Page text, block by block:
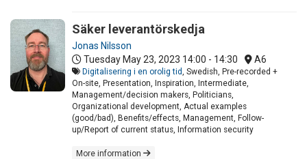
Säker leverantörskedja
Jonas Nilsson
Tuesday May 23, 2023 14:00 - 14:30 A6
Digitalisering i en orolig tid , Swedish, Pre-recorded +
On-site, Presentation, Inspiration, Intermediate,
Management/decision makers, Politicians,
Organizational development, Actual examples
(good/bad), Benefits/effects, Management, Follow-
up/Report of current status, Information security
More information